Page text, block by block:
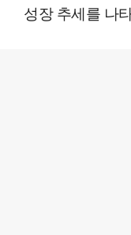
성장 추세를 나